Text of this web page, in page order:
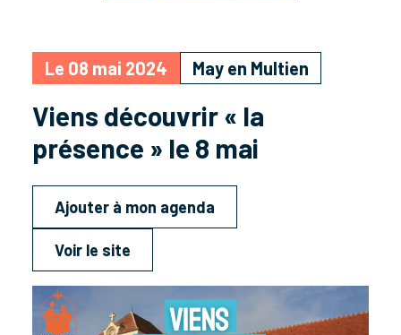
Le 08 mai 2024 May en Multien
Viens découvrir « la
présence » le 8 mai
Ajouter à mon agenda
Voir le site